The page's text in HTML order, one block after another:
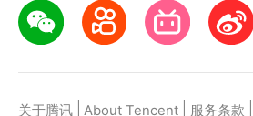
关于腾讯 About Tencent 服务条款